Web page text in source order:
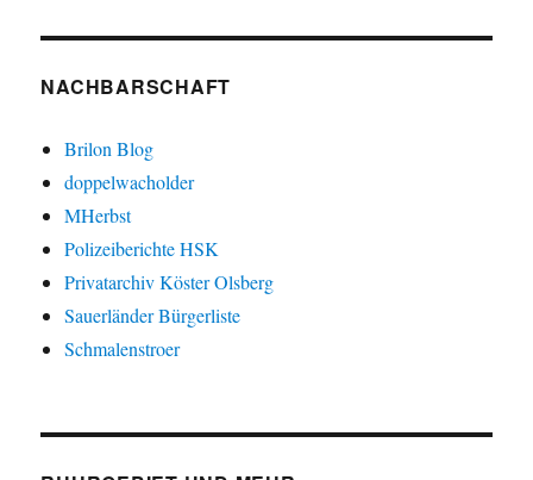
NACHBARSCHAFT
Brilon Blog
doppelwacholder
MHerbst
Polizeiberichte HSK
Privatarchiv Köster Olsberg
Sauerländer Bürgerliste
Schmalenstroer